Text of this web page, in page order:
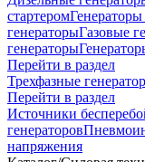
стартеромГенераторы
генераторыГазовые
генераторы
Перейти в раздел
Трехфазные
Перейти в раздел
Источники
генераторов
напряжения